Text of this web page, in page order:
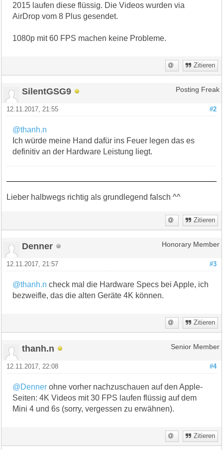
2015 laufen diese flüssig. Die Videos wurden via
AirDrop vom 8 Plus gesendet.
1080p mit 60 FPS machen keine Probleme.
Zitieren
SilentGSG9 Posting Freak
#2
12.11.2017, 21:55
@thanh.n
Ich würde meine Hand dafür ins Feuer legen das es
definitiv an der Hardware Leistung liegt.
Lieber halbwegs richtig als grundlegend falsch ^^
Zitieren
Denner Honorary Member
#3
12.11.2017, 21:57
@thanh.n check mal die Hardware Specs bei Apple, ich
bezweifle, das die alten Geräte 4K können.
Zitieren
thanh.n Senior Member
#4
12.11.2017, 22:08
@Denner ohne vorher nachzuschauen auf den Apple-
Seiten: 4K Videos mit 30 FPS laufen flüssig auf dem
Mini 4 und 6s (sorry, vergessen zu erwähnen).
Zitieren